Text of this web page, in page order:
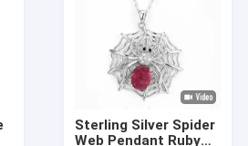
Sterling Silver Spider
Web Pendant Ruby